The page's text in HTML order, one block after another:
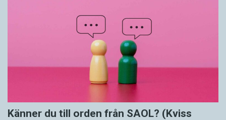
Känner du till orden från SAOL? (Kviss